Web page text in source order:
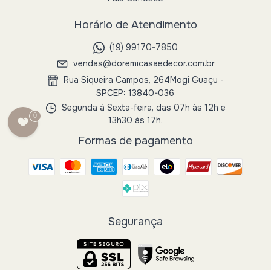
Horário de Atendimento
(19) 99170-7850
vendas@doremicasaedecor.com.br
Rua Siqueira Campos, 264Mogi Guaçu -
SPCEP: 13840-036
Segunda à Sexta-feira, das 07h às 12h e
13h30 às 17h.
Formas de pagamento
Segurança
0